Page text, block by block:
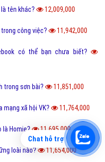
là tên khác? 12,009,000
công việc? 11,942,000
có thể bạn chưa biết?
trong sơn bài? 11,851,000
mạng xã hội VK? 11,764,000
là Homie? 11,695,000
loài nào? 11,654,000
Chat hỗ trợ